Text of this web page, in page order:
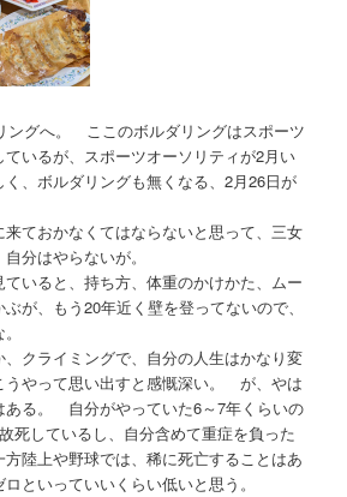
ングへ。 ここのボルダリングはスポーツ
いるが、スポーツオーソリティが2月い
く、ボルダリングも無くなる、2月26日が
ておかなくてはならないと思って、三女
分はやらないが。
いると、持ち方、体重のかけかた、ムー
が、もう20年近く壁を登ってないので、
クライミングで、自分の人生はかなり変
うやって思い出すと感慨深い。 が、やは
ある。 自分がやっていた6～7年くらいの
死しているし、自分含めて重症を負った
陸上や野球では、稀に死亡することはあ
といっていいくらい低いと思う。